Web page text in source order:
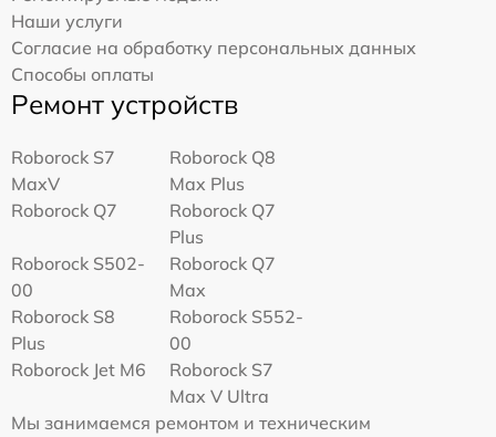
Наши услуги
Согласие на обработку персональных данных
Способы оплаты
Ремонт устройств
Roborock S7
MaxV
Roborock Q8
Max Plus
Roborock Q7
Roborock Q7
Plus
Roborock S502-
00
Roborock Q7
Max
Roborock S8
Plus
Roborock S552-
00
Roborock Jet M6
Roborock S7
Max V Ultra
Мы занимаемся ремонтом и техническим